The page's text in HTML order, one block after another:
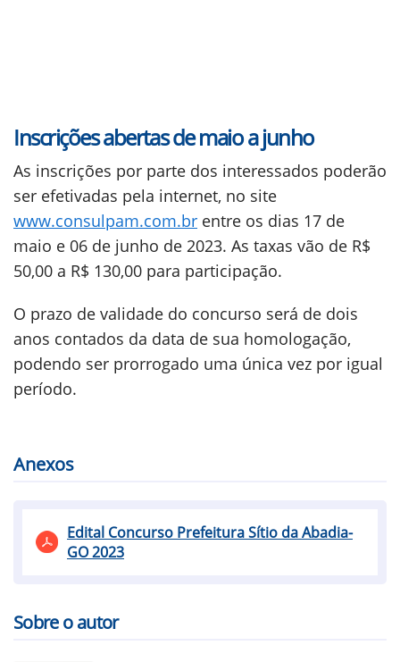
Inscrições abertas de maio a junho
As inscrições por parte dos interessados poderão
ser efetivadas pela internet, no site
www.consulpam.com.br entre os dias 17 de
maio e 06 de junho de 2023. As taxas vão de R$
50,00 a R$ 130,00 para participação.
O prazo de validade do concurso será de dois
anos contados da data de sua homologação,
podendo ser prorrogado uma única vez por igual
período.
Anexos
Edital Concurso Prefeitura Sítio da Abadia-
GO 2023
Sobre o autor